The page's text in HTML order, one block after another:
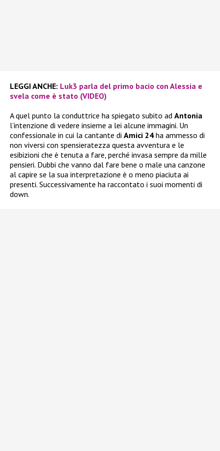
LEGGI ANCHE: Luk3 parla del primo bacio con Alessia e
svela come è stato (VIDEO)
A quel punto la conduttrice ha spiegato subito ad Antonia
l’intenzione di vedere insieme a lei alcune immagini. Un
confessionale in cui la cantante di Amici 24ha ammesso di
non viversi con spensieratezza questa avventura e le
esibizioni che è tenuta a fare, perché invasa sempre da mille
pensieri. Dubbi che vanno dal fare bene o male una canzone
al capire se la sua interpretazione è o meno piaciuta ai
presenti. Successivamente ha raccontato i suoi momenti di
down.